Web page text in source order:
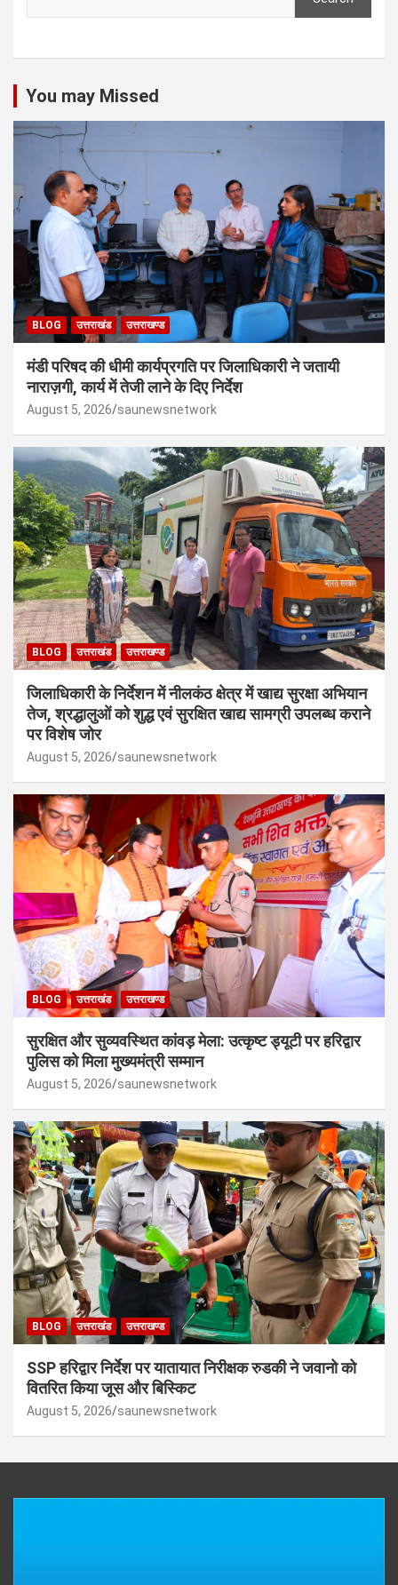
You may Missed
BLOG उत्तराखंड उत्तराखण्ड
मंडी परिषद की धीमी कार्यप्रगति पर जिलाधिकारी ने जतायी
नाराज़गी, कार्य में तेजी लाने के दिए निर्देश
August 5, 2026 saunewsnetwork
BLOG उत्तराखंड उत्तराखण्ड
जिलाधिकारी के निर्देशन में नीलकंठ क्षेत्र में खाद्य सुरक्षा अभियान
तेज, श्रद्धालुओं को शुद्ध एवं सुरक्षित खाद्य सामग्री उपलब्ध कराने
पर विशेष जोर
August 5, 2026 saunewsnetwork
BLOG उत्तराखंड उत्तराखण्ड
सुरक्षित और सुव्यवस्थित कांवड़ मेला: उत्कृष्ट ड्यूटी पर हरिद्वार
पुलिस को मिला मुख्यमंत्री सम्मान
August 5, 2026 saunewsnetwork
BLOG उत्तराखंड उत्तराखण्ड
SSP हरिद्वार निर्देश पर यातायात निरीक्षक रुडकी ने जवानो को
वितरित किया जूस और बिस्किट
August 5, 2026 saunewsnetwork